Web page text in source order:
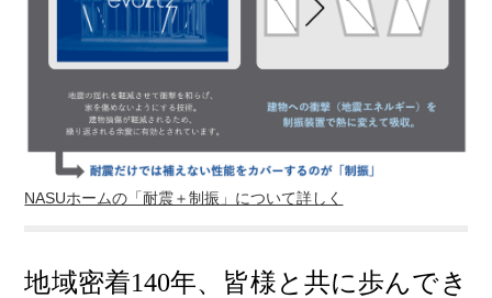
NASUホームの「耐震＋制振」について詳しく
地域密着140年、皆様と共に歩んでき